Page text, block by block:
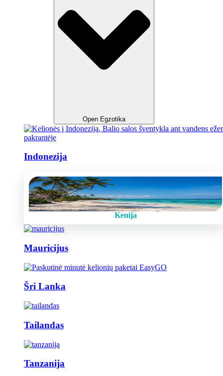
Open Egzotika
Indonezija
Kenija
Mauricijus
Šri Lanka
Tailandas
Tanzanija